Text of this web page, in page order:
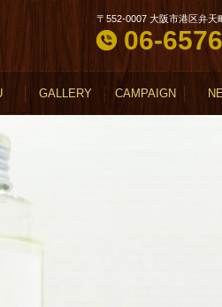
〒552-0007 大阪市港区弁天
06-
GALLERY CAMPAIGN